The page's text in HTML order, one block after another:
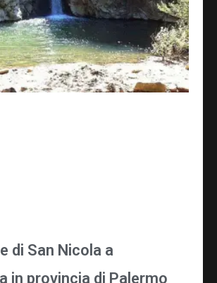
di San Nicola a
in provincia di Palermo